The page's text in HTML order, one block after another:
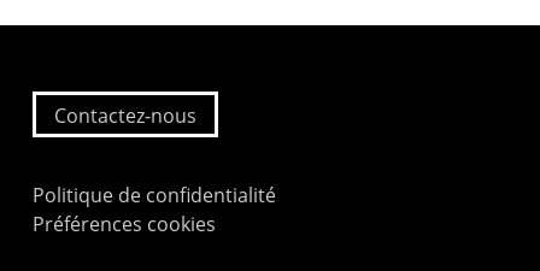
Contactez-nous
Politique de confidentialité
Préférences cookies